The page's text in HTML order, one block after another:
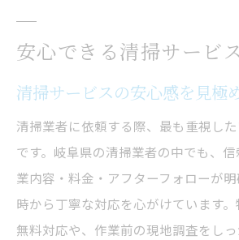
安心できる清掃サービ
清掃サービスの安心感を見極
清掃業者に依頼する際、最も重視した
です。岐阜県の清掃業者の中でも、
業内容・料金・アフターフォローが
時から丁寧な対応を心がけています
無料対応や、作業前の現地調査をし